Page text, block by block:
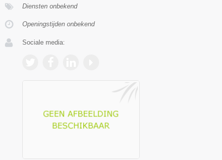
Diensten onbekend
Openingstijden onbekend
Sociale media: